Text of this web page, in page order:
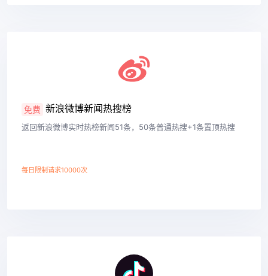
免费 新浪微博新闻热搜榜
返回新浪微博实时热榜新闻51条，50条普通热搜+1条置顶热搜
每日限制请求10000次